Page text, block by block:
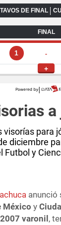
para
diciembre
y
anunció
México y
varonil ,